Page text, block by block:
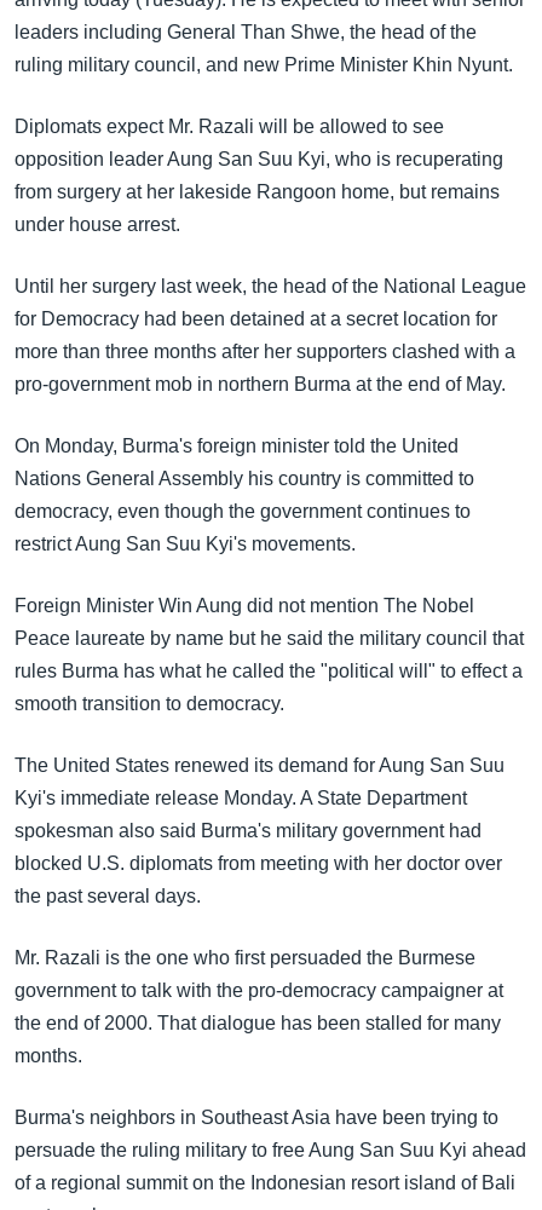
စာမျက်နှာ
ကြည့်
ရန်
ရှာဖွေ
ရန်
သို့
ကျော်
ရန်
ဗွီအိုအေ လူမှုကွန်ယက်များ
ဘာသာစကားများ
leaders including General Than Shwe, the head of the
ruling military council, and new Prime Minister Khin Nyunt.
Diplomats expect Mr. Razali will be allowed to see
opposition leader Aung San Suu Kyi, who is recuperating
from surgery at her lakeside Rangoon home, but remains
under house arrest.
Until her surgery last week, the head of the National League
for Democracy had been detained at a secret location for
more than three months after her supporters clashed with a
pro-government mob in northern Burma at the end of May.
On Monday, Burma's foreign minister told the United
Nations General Assembly his country is committed to
democracy, even though the government continues to
restrict Aung San Suu Kyi's movements.
Foreign Minister Win Aung did not mention The Nobel
Peace laureate by name but he said the military council that
rules Burma has what he called the "political will" to effect a
smooth transition to democracy.
The United States renewed its demand for Aung San Suu
Kyi's immediate release Monday. A State Department
spokesman also said Burma's military government had
blocked U.S. diplomats from meeting with her doctor over
the past several days.
Mr. Razali is the one who first persuaded the Burmese
government to talk with the pro-democracy campaigner at
the end of 2000. That dialogue has been stalled for many
months.
Burma's neighbors in Southeast Asia have been trying to
persuade the ruling military to free Aung San Suu Kyi ahead
of a regional summit on the Indonesian resort island of Bali